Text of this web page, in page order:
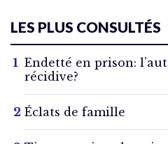
LES PLUS CONSULTÉS
Endetté en prison:
récidive?
Éclats de famille